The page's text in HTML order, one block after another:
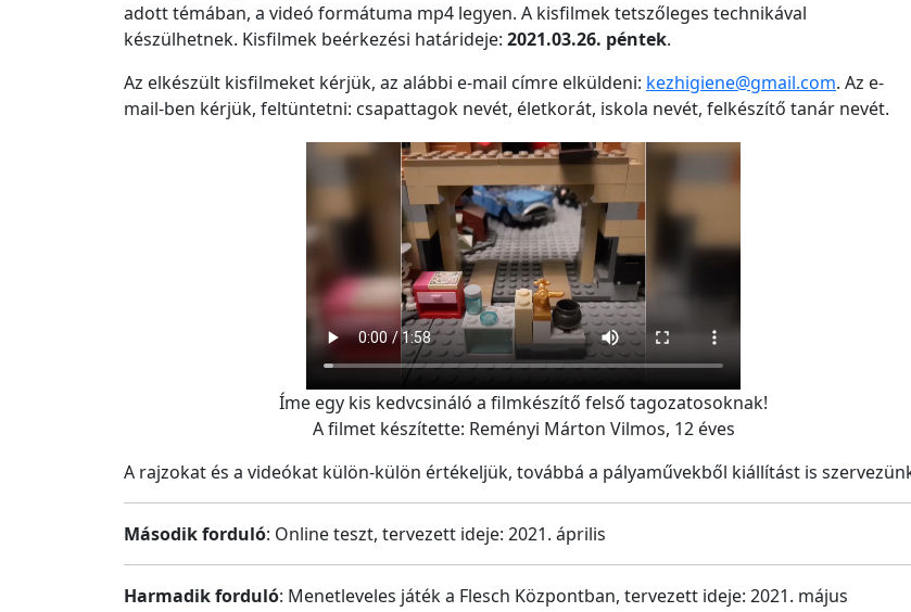
adott témában, a videó formátuma mp4 legyen. A kisfilmek tetszőleges technikával
készülhetnek. Kisfilmek beérkezési határideje: 2021.03.26. péntek.
Az elkészült kisfilmeket kérjük, az alábbi e-mail címre elküldeni: kezhigiene@gmail.com. Az e-
mail-ben kérjük, feltüntetni: csapattagok nevét, életkorát, iskola nevét, felkészítő tanár nevét.
Íme egy kis kedvcsináló a filmkészítő felső tagozatosoknak!
A filmet készítette: Reményi Márton Vilmos, 12 éves
A rajzokat és a videókat külön-külön értékeljük, továbbá a pályaművekből kiállítást is
Második forduló: Online teszt, tervezett ideje: 2021. április
Harmadik forduló: Menetleveles játék a Flesch Központban, tervezett ideje: 2021. május